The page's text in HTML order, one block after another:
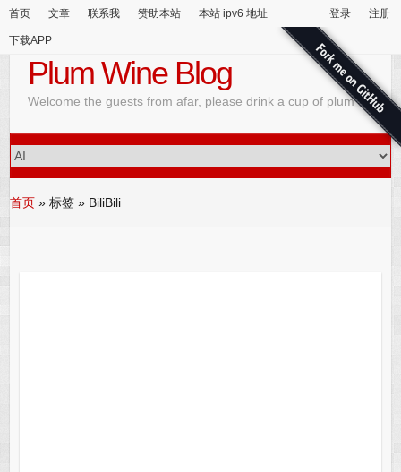
首页 文章 联系我 赞助本站 本站 ipv6 地址
下载APP
登录 注册
Plum Wine Blog
Welcome the guests from afar, please drink a cup of plum wine
首页 »标签 » BiliBili